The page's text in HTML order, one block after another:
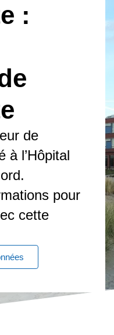
:
de
à l’Hôpital
pour
cette